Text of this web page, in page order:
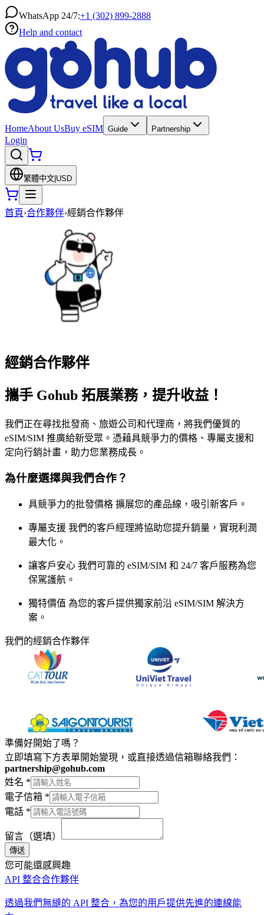
WhatsApp 24/7:+1 (302) 899-2888
Help and contact
HomeAbout UsBuy eSIM Guide Partnership
Login
繁體中文 USD
首頁›合作夥伴›經銷合作夥伴
經銷合作夥伴
攜手 Gohub 拓展業務，提升收益！
我們正在尋找批發商、旅遊公司和代理商，將我們優質的
eSIM/SIM 推廣給新受眾。憑藉具競爭力的價格、專屬支援和
定向行銷計畫，助力您業務成長。
為什麼選擇與我們合作？
具競爭力的批發價格 擴展您的產品線，吸引新客戶。
專屬支援 我們的客戶經理將協助您提升銷量，實現利潤
最大化。
讓客戶安心 我們可靠的 eSIM/SIM 和 24/7 客戶服務為您
保駕護航。
獨特價值 為您的客戶提供獨家前沿 eSIM/SIM 解決方
案。
我們的經銷合作夥伴
準備好開始了嗎？
立即填寫下方表單開始變現，或直接透過信箱聯絡我們：
partnership@gohub.com
姓名 *
電子信箱 *
電話 *
留言（選填）
傳送
您可能還感興趣
API 整合合作夥伴
透過我們無縫的 API 整合，為您的用戶提供先進的連線能